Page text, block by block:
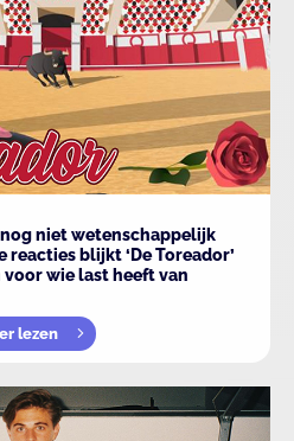
niet wetenschappelijk
reacties blijkt ‘De Toreador’
wie last heeft van
lezen